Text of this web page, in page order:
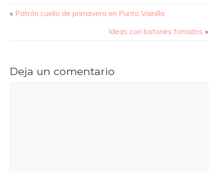
« Patrón cuello de primavera en Punto Vainilla
Ideas con botones forrados »
Deja un comentario